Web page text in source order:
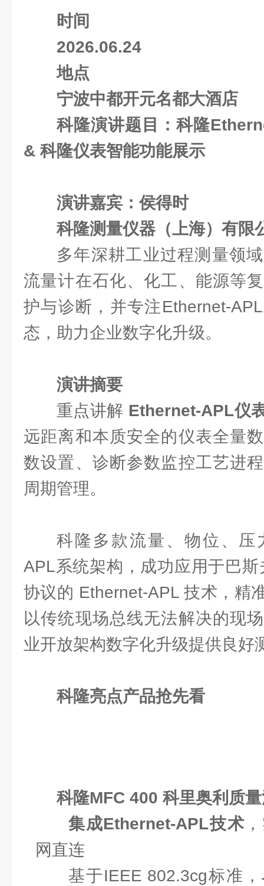
时间
2026.06.24
地点
宁波中都开元名都大酒店
科隆演讲题目：科隆
& 科隆仪表智能功能展示
演讲嘉宾：侯得时
科隆测量仪器（上海）有限
多年深耕工业过程测量领
流量计在石化、化工、能源等
护与诊断，并专注Ethernet-
态，助力企业数字化升级。
演讲摘要
重点讲解 Ethernet-APL仪
远距离和本质安全的仪表全量
数设置、诊断参数监控工艺进
周期管理。
科隆多款流量、物位、压
APL系统架构，成功应用于巴
协议的 Ethernet-APL 技术，精
以传统现场总线无法解决的现
业开放架构数字化升级提供良好
科隆亮点产品抢先看
科隆MFC 400 科里奥利质
集成Ethernet-APL技术
网直连
基于IEEE 802.3cg标准，